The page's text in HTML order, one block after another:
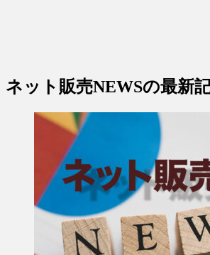
ネット販売NEWSの最新